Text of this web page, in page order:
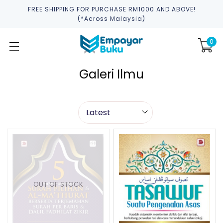
FREE SHIPPING FOR PURCHASE RM1000 AND ABOVE!
(*across Malaysia)
0
Galeri Ilmu
OUT OF STOCK